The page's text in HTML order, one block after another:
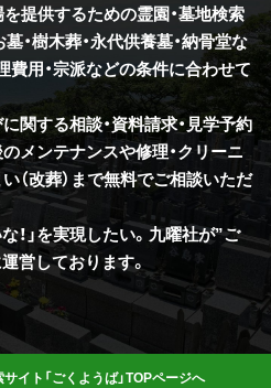
を提供するための霊園・墓地検索
・樹木葬・永代供養墓・納骨堂な
費用・宗派などの条件に合わせて
関する相談・資料請求・見学予約
メンテナンスや修理・クリーニ
（改葬）まで無料でご相談いただ
！」を実現したい。九曜社が”ご
営しております。
イト「ごくようば」TOPページへ